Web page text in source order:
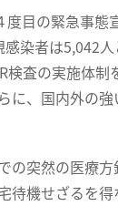
目の緊急事態
染者は5,042
検査の実施体
に、国内外の
の突然の医療
待機せざるを